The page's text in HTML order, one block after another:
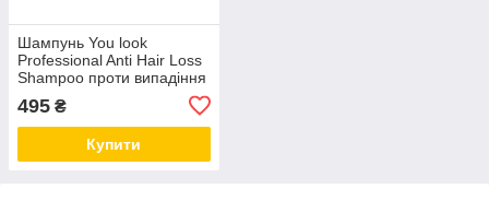
Шампунь You look
Professional Anti Hair Loss
Shampoo проти випадіння
495 ₴
Купити